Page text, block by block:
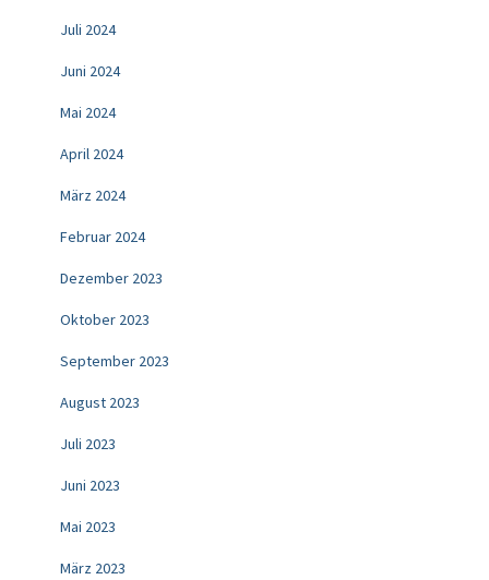
Juli 2024
Juni 2024
Mai 2024
April 2024
März 2024
Februar 2024
Dezember 2023
Oktober 2023
September 2023
August 2023
Juli 2023
Juni 2023
Mai 2023
März 2023